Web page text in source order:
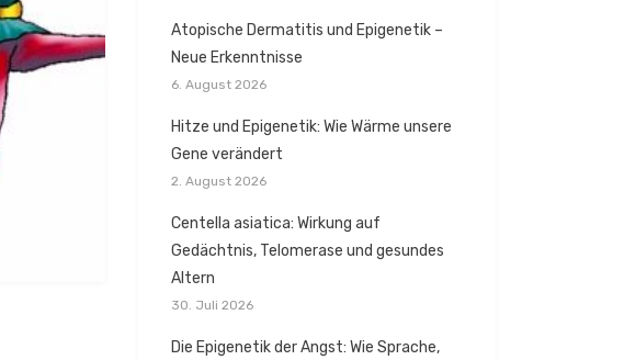
Atopische Dermatitis und Epigenetik –
Neue Erkenntnisse
6. August 2026
Hitze und Epigenetik: Wie Wärme unsere
Gene verändert
2. August 2026
Centella asiatica: Wirkung auf
Gedächtnis, Telomerase und gesundes
Altern
30. Juli 2026
Die Epigenetik der Angst: Wie Sprache,